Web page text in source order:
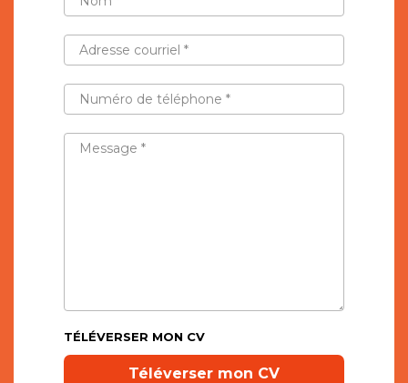
ADRESSE
COURRIEL
*
NUMÉRO
TÉLÉPHONE
*MESSAGE
TÉLÉVERSER MON CV